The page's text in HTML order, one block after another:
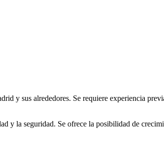
y sus alrededores. Se requiere experiencia
y la seguridad. Se ofrece la posibilidad de